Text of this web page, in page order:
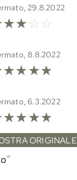
29.8.2022
☆☆☆ ☆
8.8.2022
☆☆☆☆
6.3.2022
☆☆☆☆
ORIGINALE